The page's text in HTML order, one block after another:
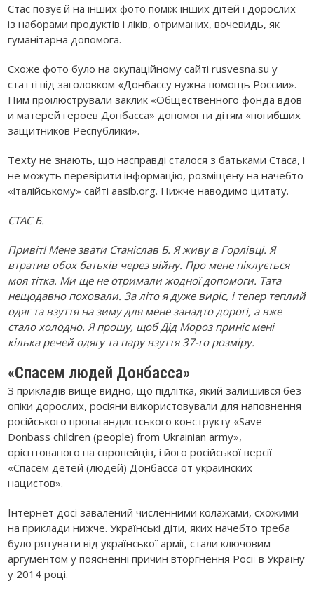
Стас позує й на інших фото поміж інших дітей і дорослих
із наборами продуктів і ліків, отриманих, вочевидь, як
гуманітарна допомога.
Схоже фото було на окупаційному сайті rusvesna.su у
статті під заголовком «Донбассу нужна помощь России».
Ним проілюстрували заклик «Общественного фонда вдов
и матерей героев Донбасса» допомогти дітям «погибших
защитников Республики».
Texty не знають, що насправді сталося з батьками Стаса, і
не можуть перевірити інформацію, розміщену на начебто
«італійському» сайті aasib.org. Нижче наводимо цитату.
СТАС Б.
Привіт! Мене звати Станіслав Б. Я живу в Горлівці. Я
втратив обох батьків через війну. Про мене піклується
моя тітка. Ми ще не отримали жодної допомоги. Тата
нещодавно поховали. За літо я дуже виріс, і тепер теплий
одяг та взуття на зиму для мене занадто дорогі, а вже
стало холодно. Я прошу, щоб Дід Мороз приніс мені
кілька речей одягу та пару взуття 37-го розміру.
«Спасем людей Донбасса»
З прикладів вище видно, що підлітка, який залишився без
опіки дорослих, росіяни використовували для наповнення
російського пропагандистського конструкту «Save
Donbass children (people) from Ukrainian army»,
орієнтованого на європейців, і його російської версії
«Спасем детей (людей) Донбасса от украинских
нацистов».
Інтернет досі завалений численними колажами, схожими
на приклади нижче. Українські діти, яких начебто треба
було рятувати від української армії, стали ключовим
аргументом у поясненні причин вторгнення Росії в Україну
у 2014 році.